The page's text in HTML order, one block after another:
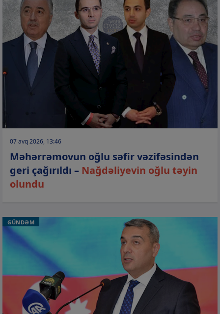
07 avq 2026, 13:46
Məhərrəmovun oğlu səfir vəzifəsindən
geri çağırıldı – Nağdəliyevin oğlu təyin
olundu
GÜNDƏM